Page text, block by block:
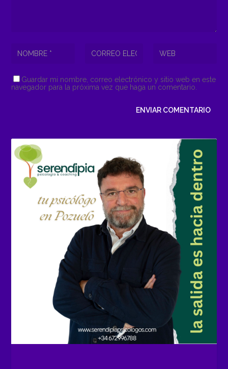
Guardar mi nombre, correo electrónico y sitio web en este
navegador para la próxima vez que haga un comentario.